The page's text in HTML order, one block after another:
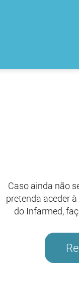
Caso ainda não
pretenda aceder
do Infarmed,